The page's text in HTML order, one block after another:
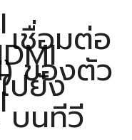
ชื่อมต่อ
ของตัว
ยัง
บนทีวี